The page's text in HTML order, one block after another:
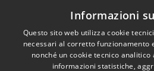
Dichiarazione di accessibilità
Informazioni
Questo sito web utilizza cookie
necessari al corretto funzionamento
nonché un cookie tecnico
informazioni statistiche,